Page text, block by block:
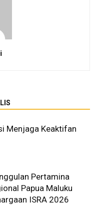
Menjaga Keaktifan
Pertamina
Papua Maluku
ISRA 2026